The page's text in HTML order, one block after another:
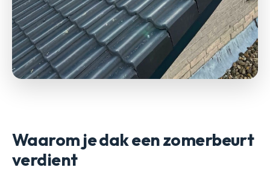
Waarom je dak een zomerbeurt
verdient